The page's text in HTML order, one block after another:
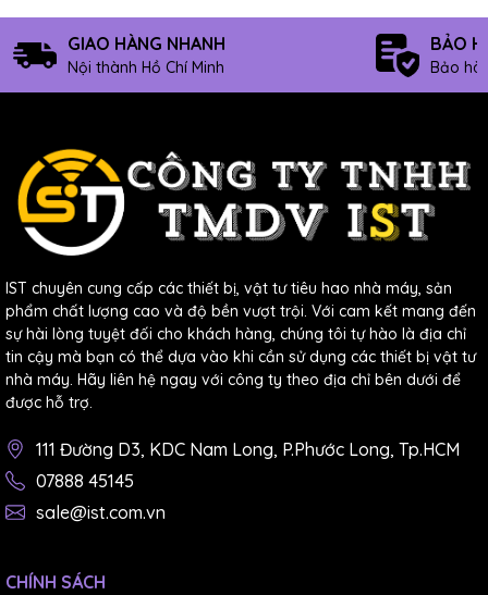
GIAO HÀNG NHANH
Nội thành Hồ Chí Minh
BẢO
Bảo
IST chuyên cung cấp các thiết bị, vật tư tiêu hao nhà máy, sản
phẩm chất lượng cao và độ bền vượt trội. Với cam kết mang đến
sự hài lòng tuyệt đối cho khách hàng, chúng tôi tự hào là địa chỉ
tin cậy mà bạn có thể dựa vào khi cần sử dụng các thiết bị vật tư
nhà máy. Hãy liên hệ ngay với công ty theo địa chỉ bên dưới để
được hỗ trợ.
111 Đường D3, KDC Nam Long, P.Phước Long, Tp.HCM
07888 45145
sale@ist.com.vn
CHÍNH SÁCH